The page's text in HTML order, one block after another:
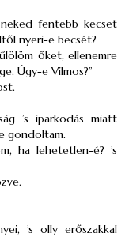
fentebb kecset
nyeri-e becsét?
őket, ellenemre
Úgy-e Vilmos?”
’s iparkodás miatt
gondoltam.
ha lehetetlen-é? ’s
’s olly erőszakkal